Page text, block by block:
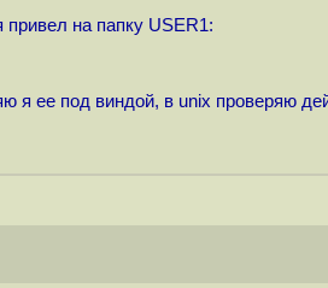
привел на папку USER1:
я ее под виндой, в unix проверяю